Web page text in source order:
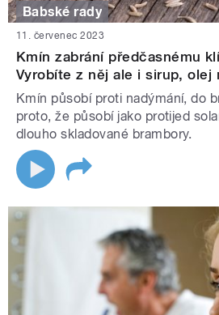
Babské rady
11. červenec 2023
Kmín zabrání předčasnému
Vyrobíte z něj ale i sirup, olej
Kmín působí proti nadýmání, do
proto, že působí jako protijed
dlouho skladované brambory.